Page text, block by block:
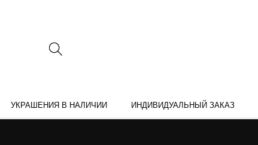
УКРАШЕНИЯ В НАЛИЧИИ ИНДИВИДУАЛЬНЫЙ ЗАКАЗ